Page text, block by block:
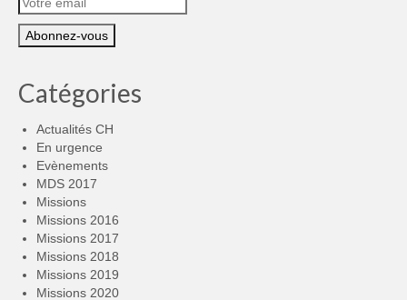
Catégories
Actualités CH
En urgence
Evènements
MDS 2017
Missions
Missions 2016
Missions 2017
Missions 2018
Missions 2019
Missions 2020